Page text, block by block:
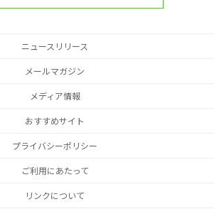
ニュースリリース
メールマガジン
メディア情報
おすすめサイト
プライバシーポリシー
ご利用にあたって
リンクについて